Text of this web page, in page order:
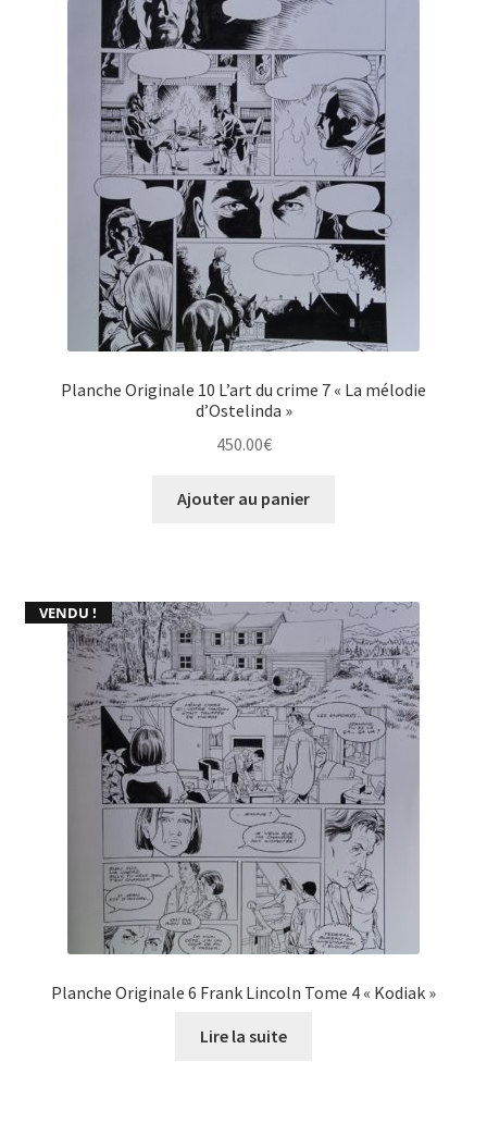
Planche Originale 10 L’art du crime 7 « La mélodie
d’Ostelinda »
450.00€
Ajouter au panier
VENDU !
Planche Originale 6 Frank Lincoln Tome 4 « Kodiak »
Lire la suite